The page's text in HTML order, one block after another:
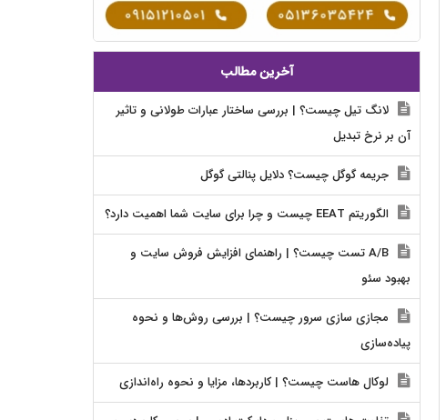
آخرین مطالب
لانگ تیل چیست؟ | بررسی ساختار عبارات طولانی و تاثیر
آن بر نرخ تبدیل
جریمه گوگل چیست؟ دلایل پنالتی گوگل
الگوریتم EEAT چیست و چرا برای سایت شما اهمیت دارد؟
A/B تست چیست؟ | راهنمای افزایش فروش سایت و
بهبود سئو
مجازی سازی سرور چیست؟ | بررسی روش‌ها و نحوه
پیاده‌سازی
لوکال هاست چیست؟ | کاربردها، مزایا و نحوه راه‌اندازی